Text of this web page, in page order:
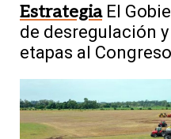
Estrategia El
de desregulación
etapas al Congreso